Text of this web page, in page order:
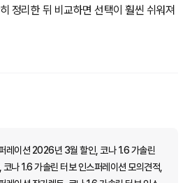
정리한 뒤 비교하면 선택이 훨씬 쉬워져
레이션 2026년 3월 할인, 코나 1.6 가솔린
나 1.6 가솔린 터보 인스퍼레이션 모의견적,